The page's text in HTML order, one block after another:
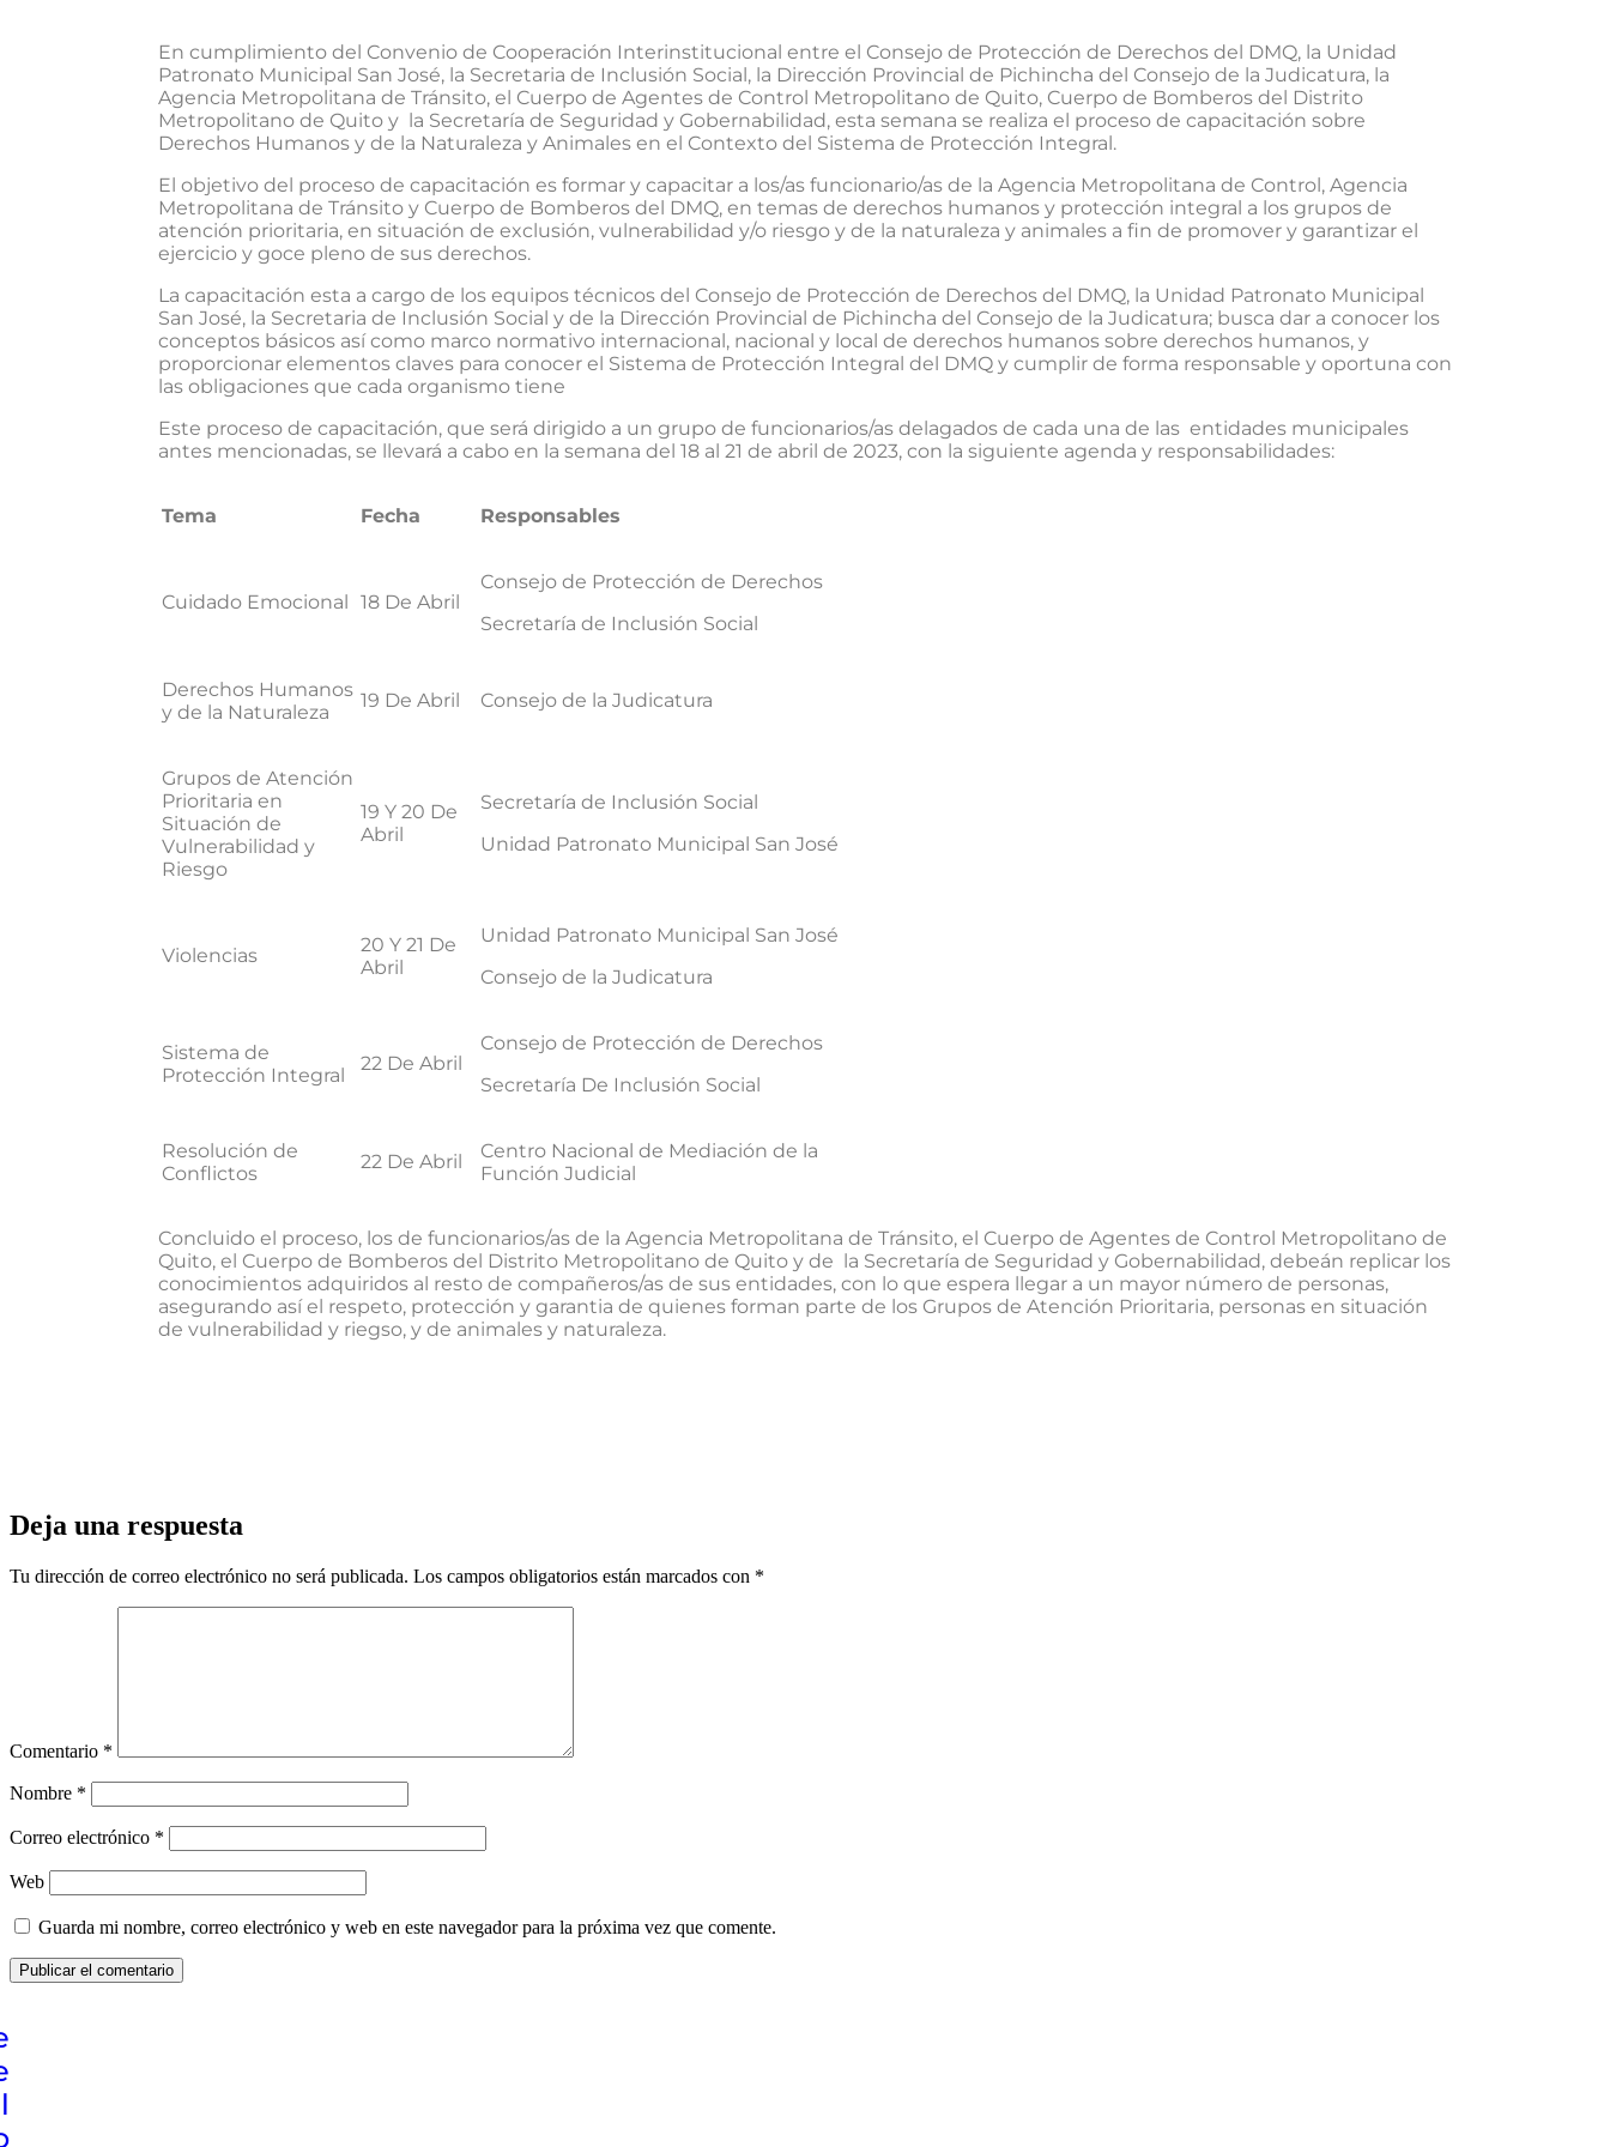
En cumplimiento del Convenio de Cooperación Interinstitucional entre el Consejo de Protección de Derechos del DMQ, la Unidad
Patronato Municipal San José, la Secretaria de Inclusión Social, la Dirección Provincial de Pichincha del Consejo de la Judicatura, la
Agencia Metropolitana de Tránsito, el Cuerpo de Agentes de Control Metropolitano de Quito, Cuerpo de Bomberos del Distrito
Metropolitano de Quito y la Secretaría de Seguridad y Gobernabilidad, esta semana se realiza el proceso de capacitación sobre
Derechos Humanos y de la Naturaleza y Animales en el Contexto del Sistema de Protección Integral.
El objetivo del proceso de capacitación es formar y capacitar a los/as funcionario/as de la Agencia Metropolitana de Control, Agencia
Metropolitana de Tránsito y Cuerpo de Bomberos del DMQ, en temas de derechos humanos y protección integral a los grupos de
atención prioritaria, en situación de exclusión, vulnerabilidad y/o riesgo y de la naturaleza y animales a fin de promover y garantizar el
ejercicio y goce pleno de sus derechos.
La capacitación esta a cargo de los equipos técnicos del Consejo de Protección de Derechos del DMQ, la Unidad Patronato Municipal
San José, la Secretaria de Inclusión Social y de la Dirección Provincial de Pichincha del Consejo de la Judicatura; busca dar a conocer los
conceptos básicos así como marco normativo internacional, nacional y local de derechos humanos sobre derechos humanos, y
proporcionar elementos claves para conocer el Sistema de Protección Integral del DMQ y cumplir de forma responsable y oportuna con
las obligaciones que cada organismo tiene
Este proceso de capacitación, que será dirigido a un grupo de funcionarios/as delagados de cada una de las entidades municipales
antes mencionadas, se llevará a cabo en la semana del 18 al 21 de abril de 2023, con la siguiente agenda y responsabilidades:
Tema Fecha Responsables
Cuidado Emocional 18 De Abril
Consejo de Protección de Derechos
Secretaría de Inclusión Social
Derechos Humanos
y de la Naturaleza
19 De Abril Consejo de la Judicatura
Grupos de Atención
Prioritaria en
Situación de
Vulnerabilidad y
Riesgo
19 Y 20 De
Abril
Secretaría de Inclusión Social
Unidad Patronato Municipal San José
Violencias
20 Y 21 De
Abril
Unidad Patronato Municipal San José
Consejo de la Judicatura
Sistema de
Protección Integral
22 De Abril
Consejo de Protección de Derechos
Secretaría De Inclusión Social
Resolución de
Conflictos
22 De Abril
Centro Nacional de Mediación de la
Función Judicial
Concluido el proceso, los de funcionarios/as de la Agencia Metropolitana de Tránsito, el Cuerpo de Agentes de Control Metropolitano de
Quito, el Cuerpo de Bomberos del Distrito Metropolitano de Quito y de la Secretaría de Seguridad y Gobernabilidad, debeán replicar los
conocimientos adquiridos al resto de compañeros/as de sus entidades, con lo que espera llegar a un mayor número de personas,
asegurando así el respeto, protección y garantia de quienes forman parte de los Grupos de Atención Prioritaria, personas en situación
de vulnerabilidad y riegso, y de animales y naturaleza.
Deja una respuesta
Tu dirección de correo electrónico no será publicada. Los campos obligatorios están marcados con *
Comentario *
Nombre *
Correo electrónico *
Web
Guarda mi nombre, correo electrónico y web en este navegador para la próxima vez que comente.